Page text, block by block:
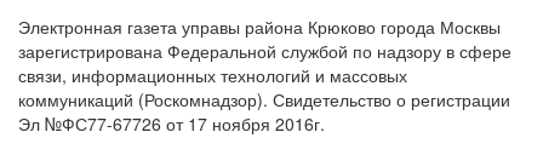
Электронная газета управы района Крюково города Москвы
зарегистрирована Федеральной службой по надзору в сфере
связи, информационных технологий и массовых
коммуникаций (Роскомнадзор). Свидетельство о регистрации
Эл №ФС77-67726 от 17 ноября 2016г.